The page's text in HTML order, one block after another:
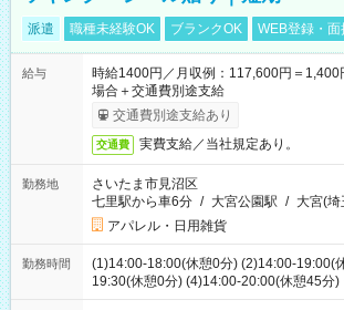
派遣 職種未経験OK ブランクOK WEB登録・面
給与
時給1400円／月収例：117,600円＝
場合＋交通費別途支給
交通費別途支給あり
交通費 実費支給／当社規定あり。
勤務地
さいたま市見沼区
七里駅から車6分 / 大宮公園駅 / 大宮(埼
アパレル・日用雑貨
勤務時間
(1)14:00-18:00(休憩0分) (2)14:00-19:00(
19:30(休憩0分) (4)14:00-20:00(休憩45分)
ます